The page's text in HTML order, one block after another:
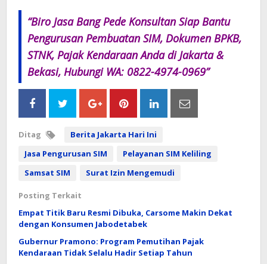
“Biro Jasa Bang Pede Konsultan Siap Bantu
Pengurusan Pembuatan SIM, Dokumen BPKB,
STNK, Pajak Kendaraan Anda di Jakarta &
Bekasi, Hubungi WA: 0822-4974-0969”
Ditag
Berita Jakarta Hari Ini
Jasa Pengurusan SIM
Pelayanan SIM Keliling
Samsat SIM
Surat Izin Mengemudi
Posting Terkait
Empat Titik Baru Resmi Dibuka, Carsome Makin Dekat
dengan Konsumen Jabodetabek
Gubernur Pramono: Program Pemutihan Pajak
Kendaraan Tidak Selalu Hadir Setiap Tahun